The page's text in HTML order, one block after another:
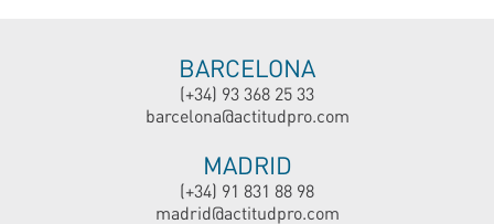
BARCELONA
(+34) 93 368 25 33
barcelona@actitudpro.com
MADRID
(+34) 91 831 88 98
madrid@actitudpro.com